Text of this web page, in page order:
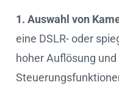
1. Auswahl von
eine DSLR- oder
hoher Auflösung